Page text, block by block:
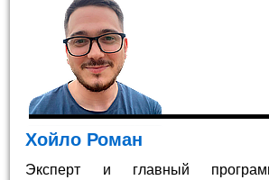
Хойло Роман
Эксперт и главный